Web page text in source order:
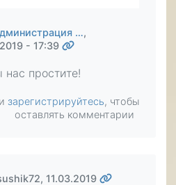
…,
- 17:39
нас простите!
зарегистрируйтесь, чтобы
оставлять комментарии
, 11.03.2019